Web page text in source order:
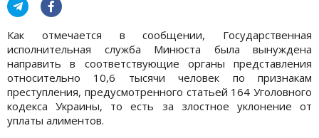
Как отмечается в сообщении, Государственная
исполнительная служба Минюста была вынуждена
направить в соответствующие органы представления
относительно 10,6 тысячи человек по признакам
преступления, предусмотренного статьей 164 Уголовного
кодекса Украины, то есть за злостное уклонение от
уплаты алиментов.